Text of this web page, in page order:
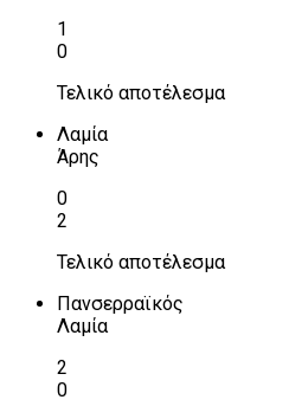
1
0
Τελικό αποτέλεσμα
Λαμία
Άρης
0
2
Τελικό αποτέλεσμα
Πανσερραϊκός
Λαμία
2
0